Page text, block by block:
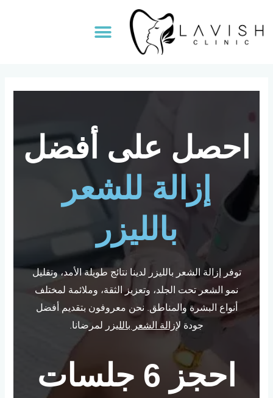
إلى
المحتوى
Menu
احصل على أفضل
إزالة للشعر
بالليزر
توفر إزالة الشعر بالليزر لدينا نتائج طويلة الأمد، وتقليل
نمو الشعر تحت الجلد، وتعزيز الثقة، وملائمة لمختلف
أنواع البشرة والمناطق. نحن معروفون بتقديم أفضل
جودة لإزالة الشعر بالليزر لمرضانا.
احجز 6 جلسات